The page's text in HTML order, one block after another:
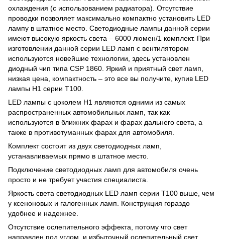
охлаждения (с использованием радиатора). Отсутствие
проводки позволяет максимально компактно установить LED
лампу в штатное место. Светодиодные лампы данной серии
имеют высокую яркость света – 6000 люмен/1 комплект. При
изготовлении данной серии LED ламп с вентилятором
используются новейшие технологии, здесь установлен
диодный чип типа CSP 1860. Яркий и приятный свет ламп,
низкая цена, компактность – это все вы получите, купив LED
лампы Н1 серии T100.
LED лампы с цоколем Н1 являются одними из самых
распространенных автомобильных ламп, так как
используются в ближних фарах и фарах дальнего света, а
также в противотуманных фарах для автомобиля.
Комплект состоит из двух светодиодных ламп,
устанавливаемых прямо в штатное место.
Подключение светодиодных ламп для автомобиля очень
просто и не требует участия специалиста.
Яркость света светодиодных LED ламп серии T100 выше, чем
у ксеноновых и галогенных ламп. Конструкция гораздо
удобнее и надежнее.
Отсутствие ослепительного эффекта, потому что свет
направлен под углом, и избыточный ослепительный свет